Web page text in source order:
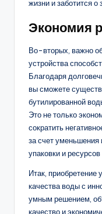
жизни и заботится
Экономия
Во-вторых, важно
устройства
Благодаря
вы сможете
бутилированной
Это не только
сократить
за счет уменьшения
упаковки и
Итак, приобретение
качества воды с
умным решением,
качество и